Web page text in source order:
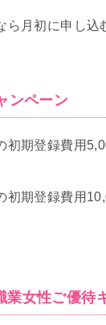
ら月初に申し込
ンペーン
初期登録費用
初期登録費用
業女性ご優待